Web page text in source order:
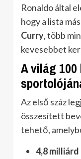
Ronaldo által
hogy a lista
Curry, több
kevesebbet
A világ
Az első száz
összesített
tehető,
4,8